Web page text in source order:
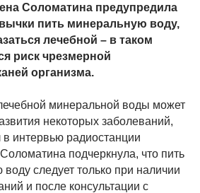
Соломатина предупредила
пить минеральную воду,
лечебной – в таком
риск чрезмерной
организма.
минеральной воды может
некоторых заболеваний,
интервью радиостанции
подчеркнула, что пить
следует только при наличии
и после консультации с